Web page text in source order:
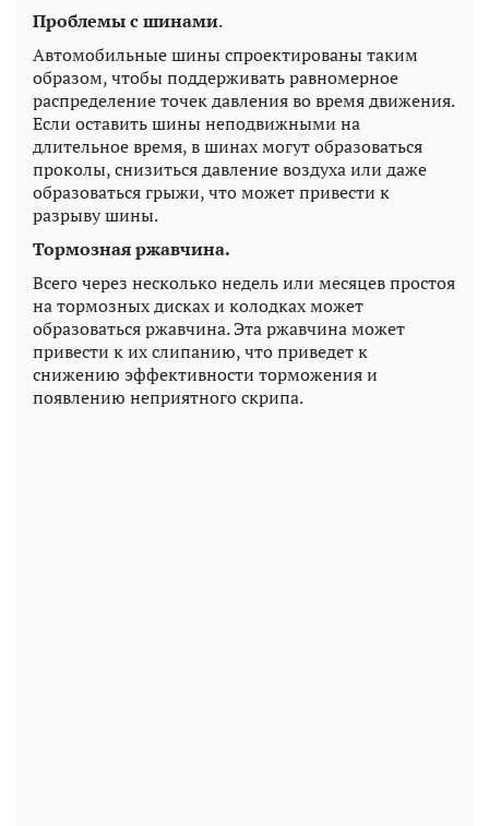
Проблемы с шинами.
Автомобильные шины спроектированы таким
образом, чтобы поддерживать равномерное
распределение точек давления во время движения.
Если оставить шины неподвижными на
длительное время, в шинах могут образоваться
проколы, снизиться давление воздуха или даже
образоваться грыжи, что может привести к
разрыву шины.
Тормозная ржавчина.
Всего через несколько недель или месяцев простоя
на тормозных дисках и колодках может
образоваться ржавчина. Эта ржавчина может
привести к их слипанию, что приведет к
снижению эффективности торможения и
появлению неприятного скрипа.